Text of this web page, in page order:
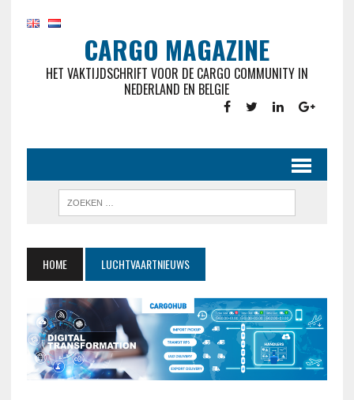
CARGO MAGAZINE
HET VAKTIJDSCHRIFT VOOR DE CARGO COMMUNITY IN
NEDERLAND EN BELGIE
HOME LUCHTVAARTNIEUWS